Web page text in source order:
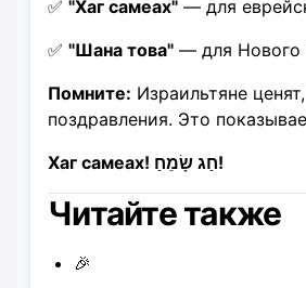
✅ "Хаг самеах" — для
✅ "Шана това" — для Нового
Помните: Израильтяне
поздравления. Это
Хаг самеах! חַג שָׂמֵחַ!
Читайте также
🎉